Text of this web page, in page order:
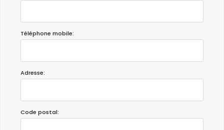
Téléphone mobile:
Adresse:
Code postal: